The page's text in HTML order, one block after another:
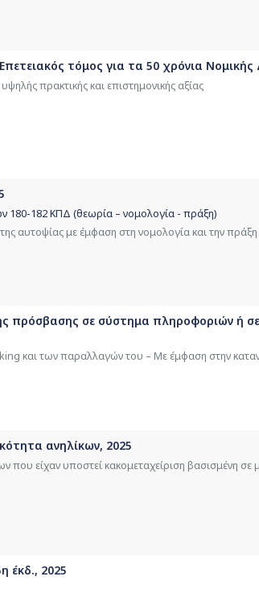
τόμος για τα 50 χρόνια
πρακτικής και επιστημονικής αξίας
180-182 ΚΠΔ (θεωρία – νομολογία - πράξη)
αυτοψίας με έμφαση στη νομολογία και την πράξη
πρόσβασης σε σύστημα πληροφοριών ή
και των παραλλαγών του – Με έμφαση στην
ανηλίκων, 2025
είχαν υποστεί κακομεταχείριση βασισμένη σε
έκδ., 2025